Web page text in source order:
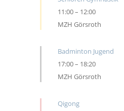
11:00– 12:00
MZH Görsroth
Badminton Jugend
17:00– 18:20
MZH Görsroth
Qigong